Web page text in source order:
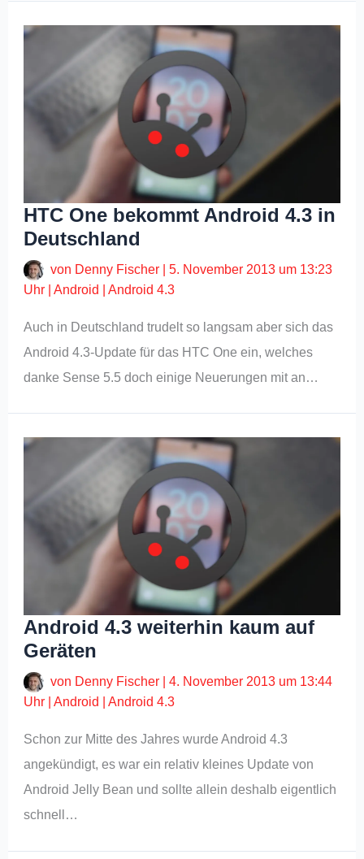
HTC One bekommt Android 4.3 in
Deutschland
von Denny Fischer |5. November 2013 um 13:23
Uhr |Android |Android 4.3
Auch in Deutschland trudelt so langsam aber sich das
Android 4.3-Update für das HTC One ein, welches
danke Sense 5.5 doch einige Neuerungen mit an…
Android 4.3 weiterhin kaum auf
Geräten
von Denny Fischer |4. November 2013 um 13:44
Uhr |Android |Android 4.3
Schon zur Mitte des Jahres wurde Android 4.3
angekündigt, es war ein relativ kleines Update von
Android Jelly Bean und sollte allein deshalb eigentlich
schnell…